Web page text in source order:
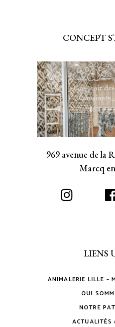
CONCEPT
969 avenue de la
Marcq
LIENS
ANIMALERIE LILLE –
QUI
NOTRE
ACTUALITÉS